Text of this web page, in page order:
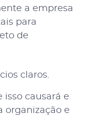
a empresa
para
de
claros.
isso causará e
organização e